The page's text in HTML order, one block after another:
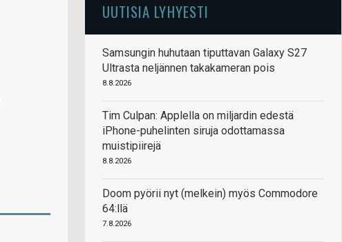
UUTISIA LYHYESTI
Samsungin huhutaan tiputtavan Galaxy S27
Ultrasta neljännen takakameran pois
8.8.2026
Tim Culpan: Applella on miljardin edestä
iPhone-puhelinten siruja odottamassa
muistipiirejä
8.8.2026
Doom pyörii nyt (melkein) myös Commodore
64:llä
7.8.2026